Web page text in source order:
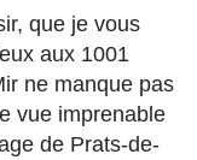
que je vous
aux 1001
ne manque pas
vue imprenable
de Prats-de-